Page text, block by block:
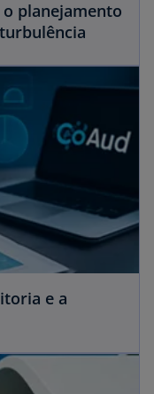
planejamento
e a